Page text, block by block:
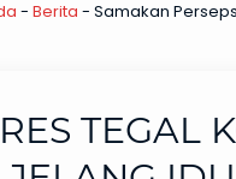
- Berita - Samakan
TEGAL